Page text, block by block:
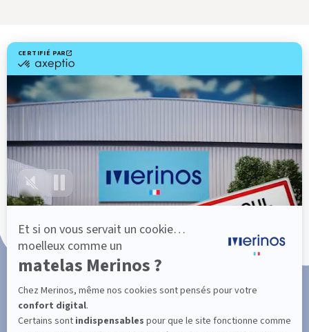
Livraison gratuite
Fabrication Française
101 nuits d'essai*
Paiement en 3x ou 4x sans frais